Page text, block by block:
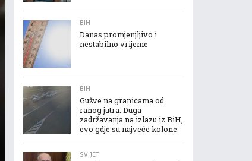
BIH
Danas promjenjljivo i
nestabilno vrijeme
BIH
Gužve na granicama od
ranog jutra: Duga
zadržavanja na izlazu iz BiH,
evo gdje su najveće kolone
SVIJET